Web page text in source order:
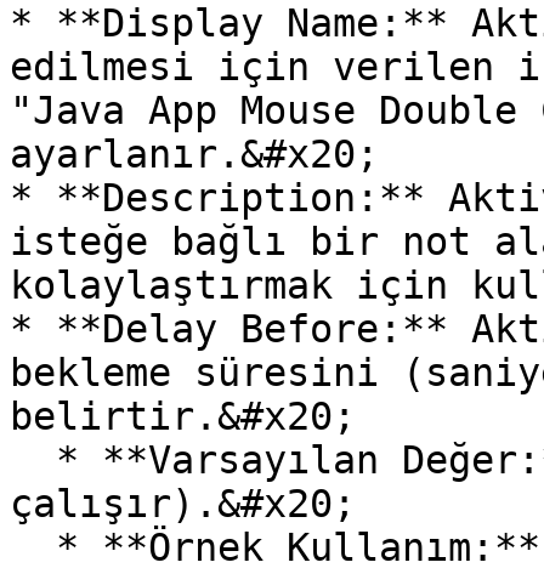
* **Display Name:**
edilmesi için verilen
"Java App Mouse
ayarlanır.&#x20;
* **Description:**
isteğe bağlı bir not
kolaylaştırmak için
* **Delay Before:**
bekleme süresini
belirtir.&#x20;
çalışır).&#x20;